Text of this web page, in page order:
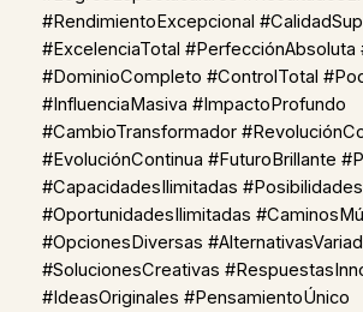
#RendimientoExcepcional
#ExcelenciaTotal #PerfecciónAbsoluta
#DominioCompleto #ControlTotal
#InfluenciaMasiva #ImpactoProfundo
#CambioTransformador
#EvoluciónContinua #FuturoBrillante
#CapacidadesIlimitadas
#OportunidadesIlimitadas
#OpcionesDiversas
#SolucionesCreativas
#IdeasOriginales #PensamientoÚnico